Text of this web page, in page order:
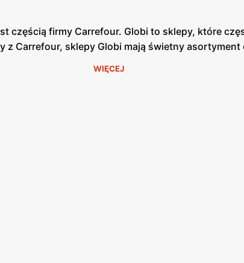
częścią firmy Carrefour. Globi to sklepy, które
z Carrefour, sklepy Globi mają świetny
przemysłowych niezbędnych dla domu. W
oferty tygodnia. W materiałach
Globi posiada różne gazetki promocyjne,
WIĘCEJ